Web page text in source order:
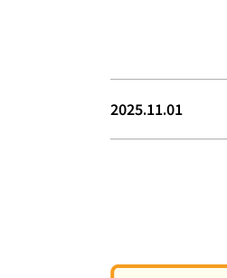
2025.11.01